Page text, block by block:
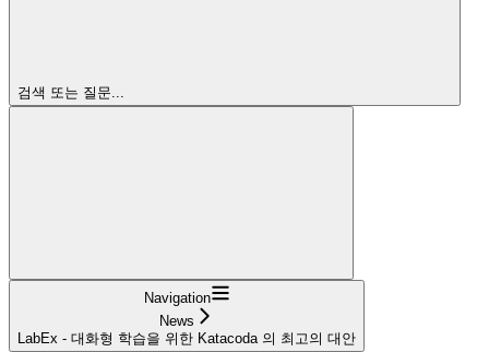
검색 또는 질문...
Navigation
News
LabEx - 대화형 학습을 위한 Katacoda 의 최고의 대안